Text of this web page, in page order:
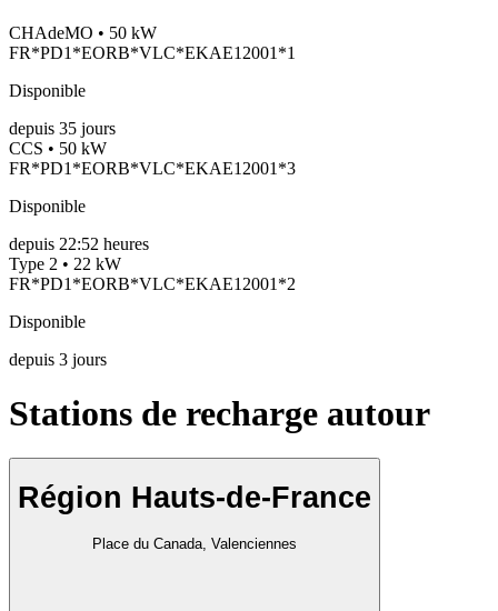
CHAdeMO • 50 kW
FR*PD1*EORB*VLC*EKAE12001*1
Disponible
depuis 35 jours
CCS • 50 kW
FR*PD1*EORB*VLC*EKAE12001*3
Disponible
depuis 22:52 heures
Type 2 • 22 kW
FR*PD1*EORB*VLC*EKAE12001*2
Disponible
depuis 3 jours
Stations de recharge autour
Région Hauts-de-France
Place du Canada, Valenciennes